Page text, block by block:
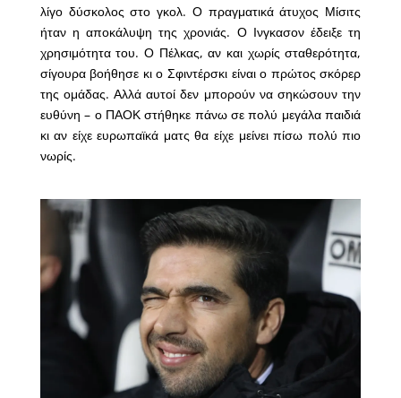
λίγο δύσκολος στο γκολ. Ο πραγματικά άτυχος Μίσιτς
ήταν η αποκάλυψη της χρονιάς. Ο Ινγκασον έδειξε τη
χρησιμότητα του. Ο Πέλκας, αν και χωρίς σταθερότητα,
σίγουρα βοήθησε κι ο Σφιντέρσκι είναι ο πρώτος σκόρερ
της ομάδας. Αλλά αυτοί δεν μπορούν να σηκώσουν την
ευθύνη – ο ΠΑΟΚ στήθηκε πάνω σε πολύ μεγάλα παιδιά
κι αν είχε ευρωπαϊκά ματς θα είχε μείνει πίσω πολύ πιο
νωρίς.